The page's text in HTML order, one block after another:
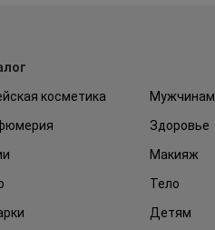
косметика
Мужчинам
Здоровье
Макияж
Тело
Детям